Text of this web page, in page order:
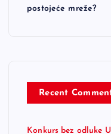
postojeće mreže?
Recent
Konkurs bez odluke